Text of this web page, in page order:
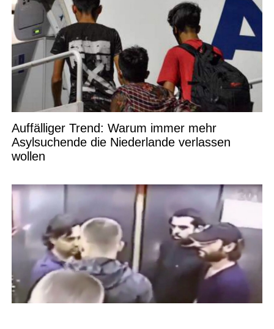
Auffälliger Trend: Warum immer mehr
Asylsuchende die Niederlande verlassen
wollen